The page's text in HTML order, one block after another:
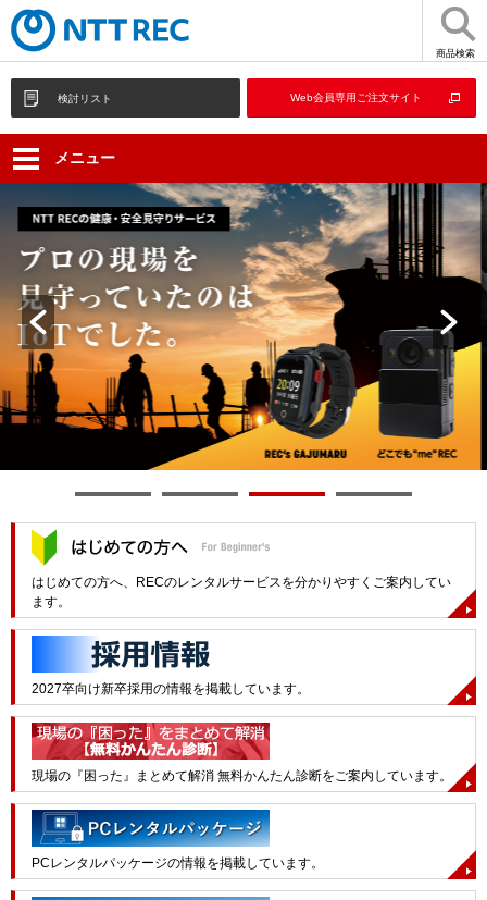
商品検索
検討リスト Web会員専用ご注文サイト
メニュー
はじめての方へ、RECのレンタルサービスを分かりやすくご案内してい
ます。
2027卒向け新卒採用の情報を掲載しています。
現場の『困った』まとめて解消 無料かんたん診断をご案内しています。
PCレンタルパッケージの情報を掲載しています。